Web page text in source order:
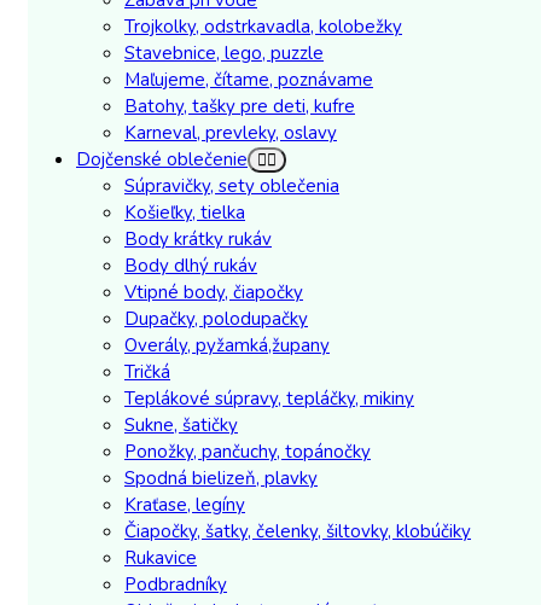
Trojkolky, odstrkavadla, kolobežky
Stavebnice, lego, puzzle
Maľujeme, čítame, poznávame
Batohy, tašky pre deti, kufre
Karneval, prevleky, oslavy
Dojčenské oblečenie
Súpravičky, sety oblečenia
Košieľky, tielka
Body krátky rukáv
Body dlhý rukáv
Vtipné body, čiapočky
Dupačky, polodupačky
Overály, pyžamká,župany
Tričká
Teplákové súpravy, tepláčky, mikiny
Sukne, šatičky
Ponožky, pančuchy, topánočky
Spodná bielizeň, plavky
Kraťase, legíny
Čiapočky, šatky, čelenky, šiltovky, klobúčiky
Rukavice
Podbradníky